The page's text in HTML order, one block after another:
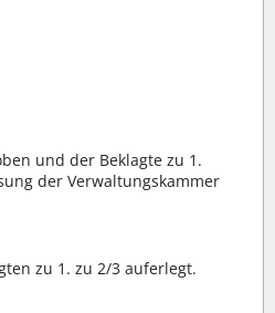
und der Beklagte zu 1.
der Verwaltungskammer
zu 1. zu 2/3 auferlegt.